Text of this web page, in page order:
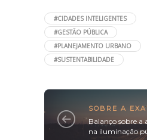
#CIDADES INTELIGENTES
#GESTÃO PÚBLICA
#PLANEJAMENTO URBANO
#SUSTENTABILIDADE
SOBRE A
Balanço sobre a
na iluminação